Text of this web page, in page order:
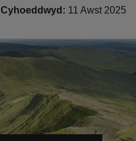
Cyhoeddwyd: 11 Awst 2025